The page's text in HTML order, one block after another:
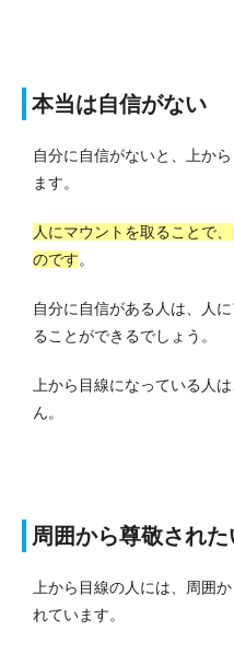
本当は自信がない
自分に自信がないと、上か
ます。
人にマウントを取ることで
のです。
自分に自信がある人は、人
ることができるでしょう。
上から目線になっている人
ん。
周囲から尊敬された
上から目線の人には、周囲
れています。